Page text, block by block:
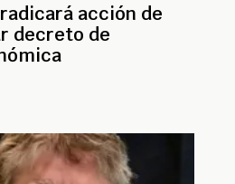
acción de
decreto de